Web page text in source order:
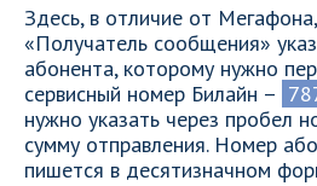
Здесь, в отличие от
«Получатель сообщения»
абонента, которому нужно
сервисный номер Билайн –
нужно указать через пробел
сумму отправления. Номер
пишется в десятизначном